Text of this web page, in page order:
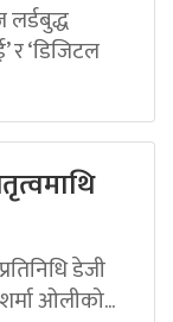
‘डिजिटल
डेजी
ओलीको...